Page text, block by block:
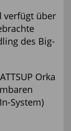
verfügt über
des Big-
Orka
System)